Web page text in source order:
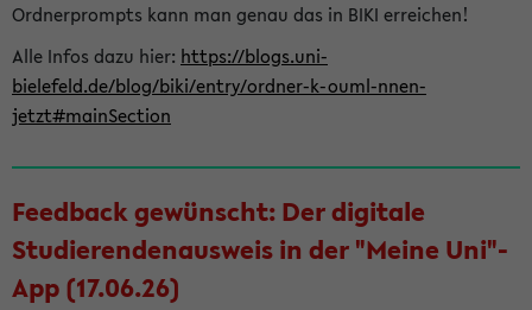
Ordnerprompts kann man genau das in BIKI erreichen!
Alle Infos dazu hier: https://blogs.uni-
bielefeld.de/blog/biki/entry/ordner-k-ouml-nnen-
jetzt#mainSection
Feedback gewünscht: Der digitale
Studierendenausweis in der "Meine Uni"-
App (17.06.26)